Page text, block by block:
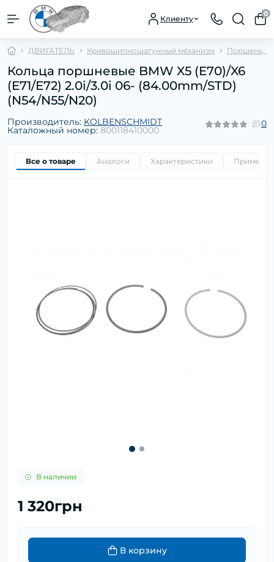
Клиенту
0
ДВИГАТЕЛЬ Кривошипношатунный механизм Поршень,
Кольца поршневые BMW X5 (E70)/X6
(E71/E72) 2.0i/3.0i 06- (84.00mm/STD)
(N54/N55/N20)
Производитель: KOLBENSCHMIDT
Каталожный номер: 800118410000
0
Все о товаре Аналоги Характеристики
В наличии
1 320грн
В корзину